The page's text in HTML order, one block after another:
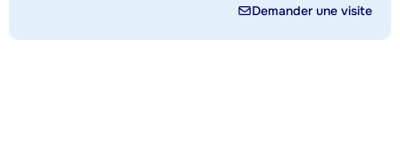
Demander une visite